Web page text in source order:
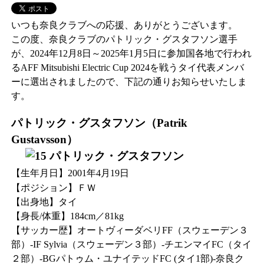
いつも奈良クラブへの応援、ありがとうございます。
この度、奈良クラブのパトリック・グスタフソン選手
が、2024年12月8日～2025年1月5日に参加国各地で行われ
るAFF Mitsubishi Electric Cup 2024を戦うタイ代表メンバ
ーに選出されましたので、下記の通りお知らせいたしま
す。
パトリック・グスタフソン（Patrik
Gustavsson）
【生年月日】2001年4月19日
【ポジション】ＦＷ
【出身地】タイ
【身長/体重】184cm／81kg
【サッカー歴】オートヴィーダベリFF（スウェーデン３
部）-IF Sylvia（スウェーデン３部）-チエンマイFC（タイ
２部）-BGパトゥム・ユナイテッドFC (タイ1部)-奈良ク